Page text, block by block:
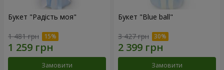
Букет "Радість моя"
1 481 грн
Замовити
Букет "Blue ball"
3 427 грн
Замовити